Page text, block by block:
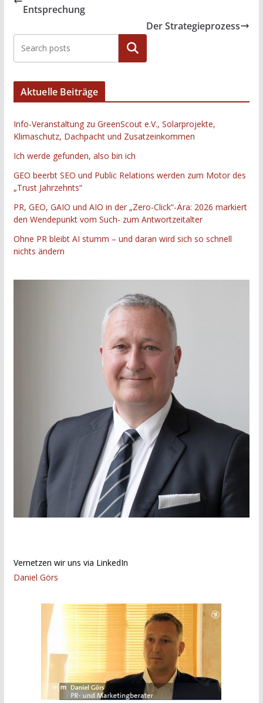
Entsprechung
Der Strategieprozess
Suchen
Aktuelle Beiträge
Info-Veranstaltung zu GreenScout e.V., Solarprojekte,
Klimaschutz, Dachpacht und Zusatzeinkommen
Ich werde gefunden, also bin ich
GEO beerbt SEO und Public Relations werden zum Motor des
„Trust Jahrzehnts“
PR, GEO, GAIO und AIO in der „Zero-Click“-Ära: 2026 markiert
den Wendepunkt vom Such- zum Antwortzeitalter
Ohne PR bleibt AI stumm – und daran wird sich so schnell
nichts ändern
Vernetzen wir uns via LinkedIn
Daniel Görs